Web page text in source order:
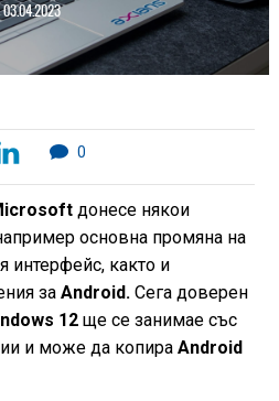
03.04.2023
0
донесе някои
основна промяна на
интерфейс, както и
заAndroid.Сега доверен
12ще се занимае със
и може да копира Android